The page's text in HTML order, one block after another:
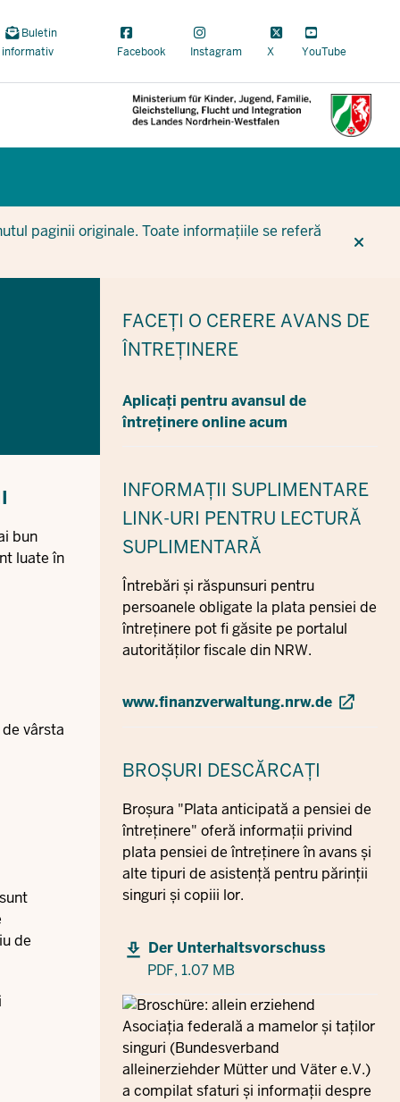
Buletin
informativ
Facebook Instagram X YouTube
paginii originale. Toate informațiile se referă
bun
luate în
vârsta
de
FACEȚI O CEREREAVANS DE
ÎNTREȚINERE
Aplicați pentru avansul de
întreținere online acum
INFORMAȚII SUPLIMENTARE
LINK-URI PENTRU LECTURĂ
SUPLIMENTARĂ
Întrebări și răspunsuri pentru
persoanele obligate la plata pensiei de
întreținere pot fi găsite pe portalul
autorităților fiscale din NRW.
www.finanzverwaltung.nrw.de
BROȘURI DESCĂRCAȚI
Broșura "Plata anticipată a pensiei de
întreținere" oferă informații privind
plata pensiei de întreținere în avans și
alte tipuri de asistență pentru părinții
singuri și copiii lor.
Der Unterhaltsvorschuss
PDF, 1.07 MB
Asociația federală a mamelor și taților
singuri (Bundesverband
alleinerziehder Mütter und Väter e.V.)
a compilat sfaturi și informații despre